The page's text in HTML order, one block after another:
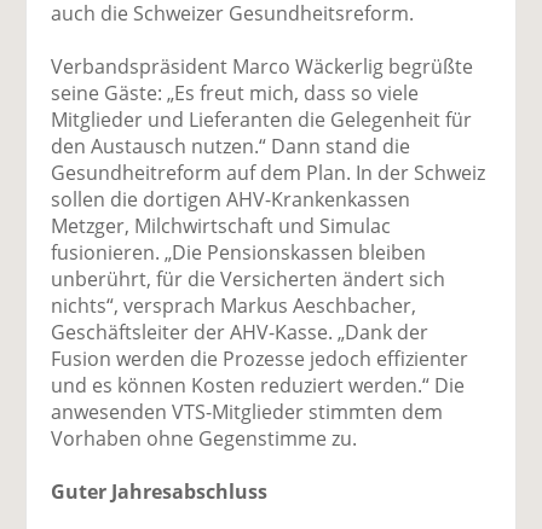
o
k
te
il
e
n
te
e
se
d
n
auch die Schweizer Gesundheitsreform.
Verbandspräsident Marco Wäckerlig begrüßte
seine Gäste: „Es freut mich, dass so viele
Mitglieder und Lieferanten die Gelegenheit für
den Austausch nutzen.“ Dann stand die
Gesundheitreform auf dem Plan. In der Schweiz
sollen die dortigen AHV-Krankenkassen
Metzger, Milchwirtschaft und Simulac
fusionieren. „Die Pensionskassen bleiben
unberührt, für die Versicherten ändert sich
nichts“, versprach Markus Aeschbacher,
Geschäftsleiter der AHV-Kasse. „Dank der
Fusion werden die Prozesse jedoch effizienter
und es können Kosten reduziert werden.“ Die
anwesenden VTS-Mitglieder stimmten dem
Vorhaben ohne Gegenstimme zu.
Guter Jahresabschluss